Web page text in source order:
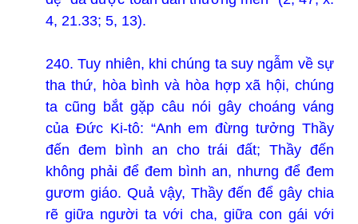
4, 21.33; 5, 13).
240. Tuy nhiên, khi chúng ta suy ngẫm về sự
tha thứ, hòa bình và hòa hợp xã hội, chúng
ta cũng bắt gặp câu nói gây choáng váng
của Đức Ki-tô: “Anh em đừng tưởng Thầy
đến đem bình an cho trái đất; Thầy đến
không phải để đem bình an, nhưng để đem
gươm giáo. Quả vậy, Thầy đến để gây chia
rẽ giữa người ta với cha, giữa con gái với